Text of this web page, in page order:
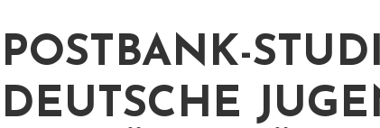
POSTBANK-
DEUTSCHE